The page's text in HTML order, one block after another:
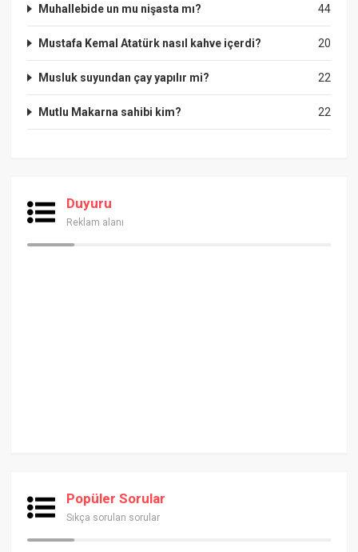
44
Muhallebide un mu nişasta mı?
20
Mustafa Kemal Atatürk nasıl kahve içerdi?
22
Musluk suyundan çay yapılır mi?
22
Mutlu Makarna sahibi kim?
Duyuru
Reklam alanı
Popüler Sorular
Sıkça sorulan sorular